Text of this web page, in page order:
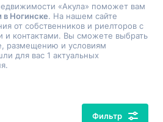
«Акула» поможет вам
в Ногинске. На нашем сайте
от собственников и риелторов с
контактами. Вы сможете выбрать
размещению и условиям
для вас 1 актуальных
Фильтр